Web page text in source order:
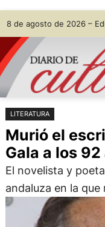
Saltar
al
contenido
Skip
to
content
8 de agosto de 2026 –
LITERATURA
Murió el
Gala a los
El novelista y
andaluza en la